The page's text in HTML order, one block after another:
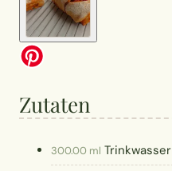
Zutaten
300.00 ml Trinkwasser